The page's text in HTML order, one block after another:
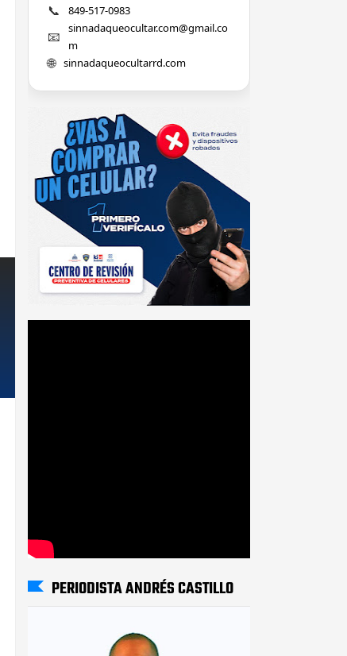
📞 849-517-0983
📧
sinnadaqueocultar.com@gmail.co
m
🌐 sinnadaqueocultarrd.com
PERIODISTA ANDRÉS CASTILLO